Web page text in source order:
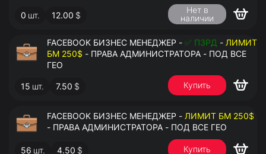
0 шт. 12.00 $
Нет в
наличии
FACEBOOK БИЗНЕС МЕНЕДЖЕР - ✅ ПЗРД - ЛИМИТ
БМ 250$ - ПРАВА АДМИНИСТРАТОРА - ПОД ВСЕ
ГЕО
15 шт. 7.50 $ Купить
FACEBOOK БИЗНЕС МЕНЕДЖЕР - ЛИМИТ БМ 250$
- ПРАВА АДМИНИСТРАТОРА - ПОД ВСЕ ГЕО
56 шт. 4.50 $ Купить